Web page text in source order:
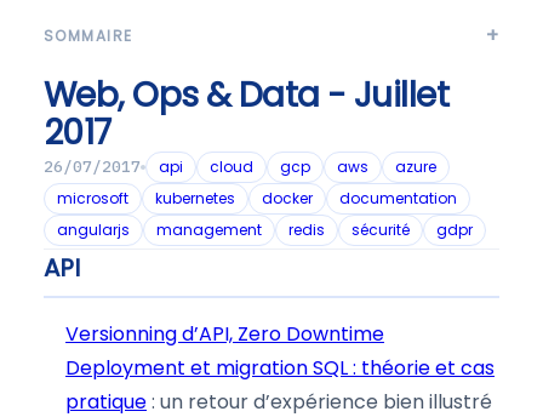
SOMMAIRE
Web, Ops & Data - Juillet
2017
26/07/2017 api cloud gcp aws
azure
microsoft
kubernetes docker
documentation
angularjs
management redis sécurité gdpr
API
Versionning d’API, Zero Downtime
Deployment et migration SQL : théorie et cas
pratique: un retour d’expérience bien illustré